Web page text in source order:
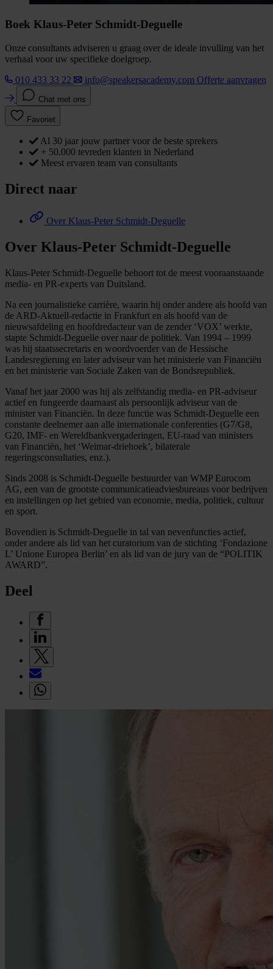
Boek Klaus-Peter Schmidt-Deguelle
Onze consultants adviseren u graag over de ideale invulling van het
verhaal voor uw specifieke doelgroep.
010 433 33 22
info@speakersacademy.com Offerte aanvragen
Chat met ons
Favoriet
Al 30 jaar jouw partner voor de beste sprekers
+ 50.000 tevreden klanten in Nederland
Meest ervaren team van consultants
Direct naar
Over Klaus-Peter Schmidt-Deguelle
Over Klaus-Peter Schmidt-Deguelle
Klaus-Peter Schmidt-Deguelle behoort tot de meest vooraanstaande
media- en PR-experts van Duitsland.
Na een journalistieke carrière, waarin hij onder andere als hoofd van
de ARD-Aktuell-redactie in Frankfurt en als hoofd van de
nieuwsafdeling en hoofdredacteur van de zender ‘VOX’ werkte,
stapte Schmidt-Deguelle over naar de politiek. Van 1994 – 1999
was hij staatssecretaris en woordvoerder van de Hessische
Landesregierung en later adviseur van het ministerie van Financiën
en het ministerie van Sociale Zaken van de Bondsrepubliek.
Vanaf het jaar 2000 was hij als zelfstandig media- en PR-adviseur
actief en fungeerde daarnaast als persoonlijk adviseur van de
minister van Financiën. In deze functie was Schmidt-Deguelle een
constante deelnemer aan alle internationale conferenties (G7/G8,
G20, IMF- en Wereldbankvergaderingen, EU-raad van ministers
van Financiën, het ‘Weimar-driehoek’, bilaterale
regeringsconsultaties, enz.).
Sinds 2008 is Schmidt-Deguelle bestuurder van WMP Eurocom
AG, een van de grootste communicatieadviesbureaus voor bedrijven
en instellingen op het gebied van economie, media, politiek, cultuur
en sport.
Bovendien is Schmidt-Deguelle in tal van nevenfuncties actief,
onder andere als lid van het curatorium van de stichting ‘Fondazione
L’ Unione Europea Berlin’ en als lid van de jury van de “POLITIK
AWARD”.
Deel